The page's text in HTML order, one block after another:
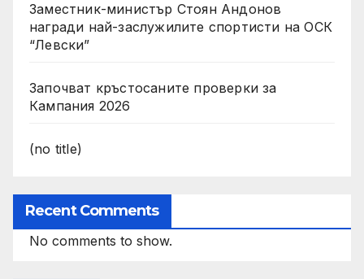
Заместник-министър Стоян Андонов
награди най-заслужилите спортисти на ОСК
“Левски”
Започват кръстосаните проверки за
Кампания 2026
(no title)
Recent Comments
No comments to show.